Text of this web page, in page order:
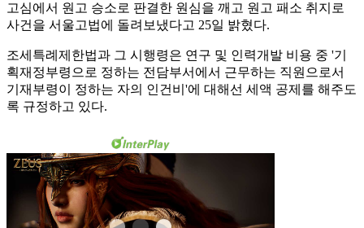
고심에서 원고 승소로 판결한 원심을 깨고 원고 패소 취지로
사건을 서울고법에 돌려보냈다고 25일 밝혔다.
조세특례제한법과 그 시행령은 연구 및 인력개발 비용 중 '기
획재정부령으로 정하는 전담부서에서 근무하는 직원으로서
기재부령이 정하는 자의 인건비'에 대해선 세액 공제를 해주도
록 규정하고 있다.